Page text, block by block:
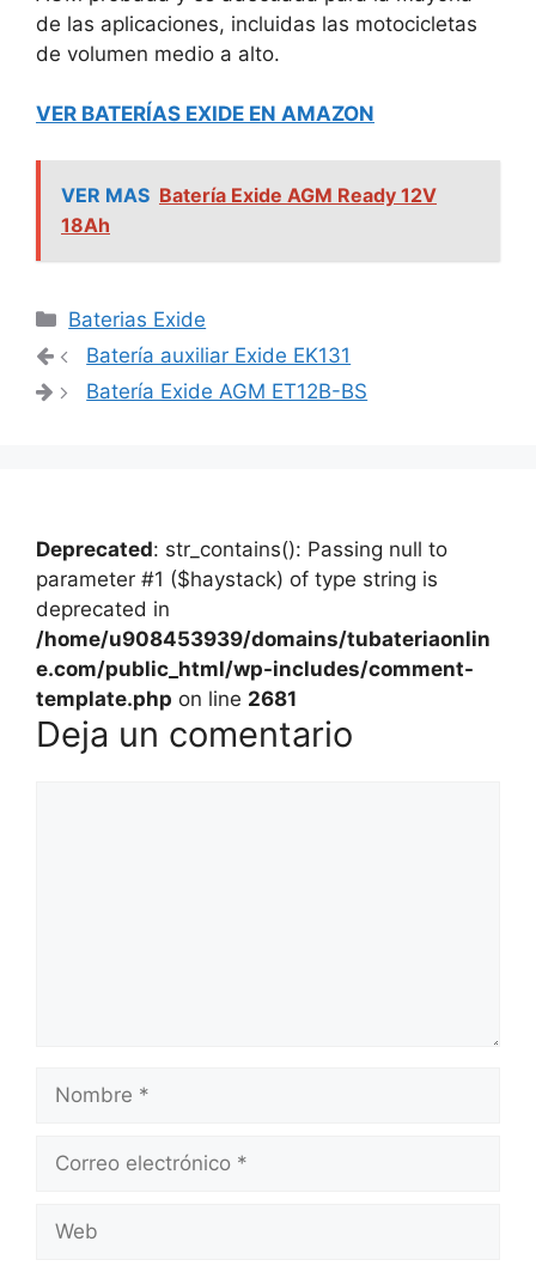
de las aplicaciones, incluidas las motocicletas
de volumen medio a alto.
VER BATERÍAS EXIDE EN AMAZON
VER MAS Batería Exide AGM Ready 12V
18Ah
Categorías
Baterias Exide
Navegación
de
Batería auxiliar Exide EK131
Batería Exide AGM ET12B-BS
Deprecated: str_contains(): Passing null to
parameter #1 ($haystack) of type string is
deprecated in
/home/u908453939/domains/tubateriaonlin
e.com/public_html/wp-includes/comment-
template.php on line 2681
Deja un comentario
electrónico